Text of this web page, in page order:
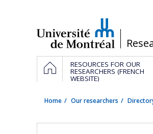
/
Navigation
principale
HOMERESOURCES FOR OUR
RESEARCHERS (FRENCH
WEBSITE)
Home Our researchers